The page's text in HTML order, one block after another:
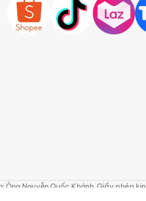
Nguyễn Quốc Khánh. Giấy phép